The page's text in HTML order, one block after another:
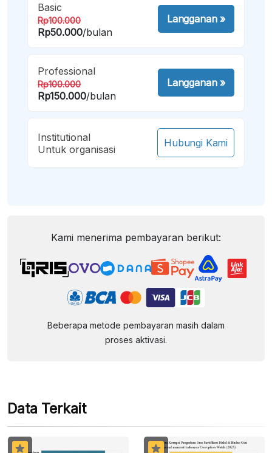
Basic
Rp100.000
Rp50.000/bulan
Langganan»
Professional
Rp100.000
Rp150.000/bulan
Langganan»
Institutional
Untuk organisasi
Hubungi Kami
Kami menerima pembayaran berikut:
Beberapa metode pembayaran masih dalam
proses aktivasi.
Data Terkait